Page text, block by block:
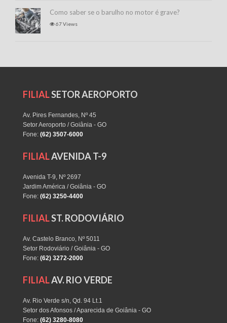
Como saber se o barulho no motor é grave?
67 Views
FILIALSETOR AEROPORTO
Av. Pires Fernandes, Nº 45
Setor Aeroporto / Goiânia - GO
Fone: (62) 3507-6000
FILIALAVENIDA T-9
Avenida T-9, Nº 2697
Jardim América / Goiânia - GO
Fone: (62) 3250-4400
FILIALST. RODOVIÁRIO
Av. Castelo Branco, Nº 5011
Setor Rodoviário / Goiânia - GO
Fone: (62) 3272-2000
FILIALAV. RIO VERDE
Av. Rio Verde s/n, Qd. 94 Lt.1
Setor dos Afonsos / Aparecida de Goiânia - GO
Fone: (62) 3280-8080